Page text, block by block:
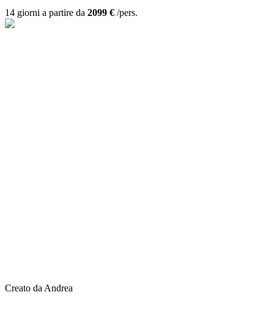
14 giorni a partire da 2099 € /pers.
Creato da Andrea